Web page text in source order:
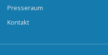
Presseraum
Kontakt